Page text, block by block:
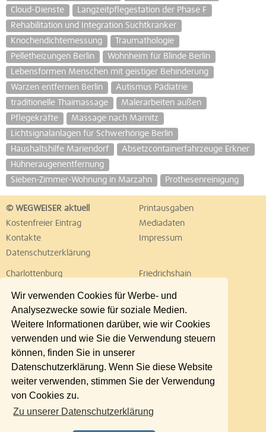
Wir verwenden Cookies für Werbe- und
Analysezwecke sowie für soziale Medien.
Weitere Informationen darüber, wie wir Cookies
verwenden und wie Sie die Verwendung steuern
können, finden Sie in unserer
Datenschutzerklärung. Wenn Sie diese Website
weiter verwenden, stimmen Sie der Verwendung
von Cookies zu.
Zu unserer Datenschutzerklärung
Cloud-Dienste
Langzeitpflegestation der Phase F
Rehabilitation und Integration Suchtkranker
Knochendichtemessung
Traumathologie
Pelletheizungen Berlin
Wohnheim für Blinde Berlin
Lebensformen Menschen mit geistiger Behinderung
Warzen entfernen Berlin
Autismus Pädiatrie
traditionelle Thaimassage
Malerarbeiten außen
Pflegekräfte
Massage nach Marnitz
Lichtsignalanlagen für Schwerhörige Berlin
Haushaltshilfe Mariendorf
Absetzcontainerfahrzeuge Erkner
Hühneraugenentfernung
Sieben-Zimmer-Wohnung in Marzahn
Prothesenreinigung
© WEGWEISER aktuell
Printausgaben
Kostenfreier Eintrag
Mediadaten
Kontakte
Impressum
Datenschutzerklärung
Charlottenburg
Friedrichshain
Lichtenberg
Marzahn
Neukölln
Pankow
Reinickendorf
Schöneberg
Spandau
Steglitz
Tempelhof
Treptow
Umland Ost